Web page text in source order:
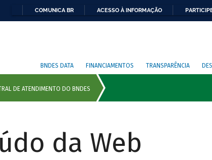
COMUNICA BR ACESSO À INFORMAÇÃO
BNDES DATA FINANCIAMENTOS TRANSPARÊNCIA
da Web